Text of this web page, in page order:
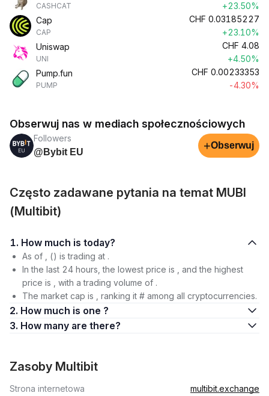
CASHCAT
+23.50%
Cap
CAP
CHF 0.03185227
+23.10%
Uniswap
UNI
CHF 4.08
+4.50%
Pump.fun
PUMP
CHF 0.00233353
-4.30%
Obserwuj nas w mediach społecznościowych
Followers
@Bybit EU
+Obserwuj
Często zadawane pytania na temat MUBI
(Multibit)
1. How much is today?
As of , () is trading at .
In the last 24 hours, the lowest price is , and the highest
price is , with a trading volume of .
The market cap is , ranking it # among all cryptocurrencies.
2. How much is one ?
3. How many are there?
Zasoby Multibit
Strona internetowa
multibit.exchange